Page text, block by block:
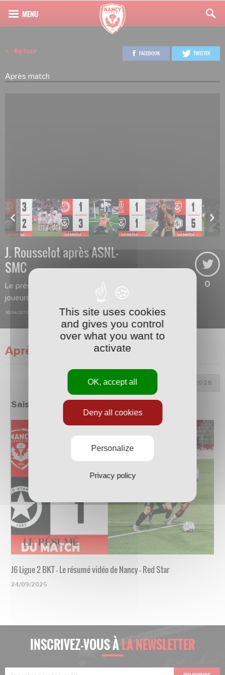
Retour
Après match
FACEBOOK TWEETER
J. Rousselot après ASNL-
SMC
Le président a fixé un challenge aux
joueurs : terminer à la 8ème place.
30/04/2012
0
Après match
Choix de la saison :
Saison 2025/2026
J6 Ligue 2 BKT - Le résumé vidéo de Nancy - Red Star
24/09/2025
INSCRIVEZ-VOUS ÀLA NEWSLETTER
This site uses cookies
and gives you control
over what you want to
activate
OK, accept all
Deny all cookies
Personalize
Privacy policy